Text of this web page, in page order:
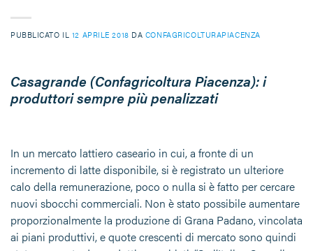
PUBBLICATO IL 12 APRILE 2018 DA CONFAGRICOLTURAPIACENZA
Casagrande (Confagricoltura Piacenza): i
produttori sempre più penalizzati
In un mercato lattiero caseario in cui, a fronte di un
incremento di latte disponibile, si è registrato un ulteriore
calo della remunerazione, poco o nulla si è fatto per cercare
nuovi sbocchi commerciali. Non è stato possibile aumentare
proporzionalmente la produzione di Grana Padano, vincolata
ai piani produttivi, e quote crescenti di mercato sono quindi